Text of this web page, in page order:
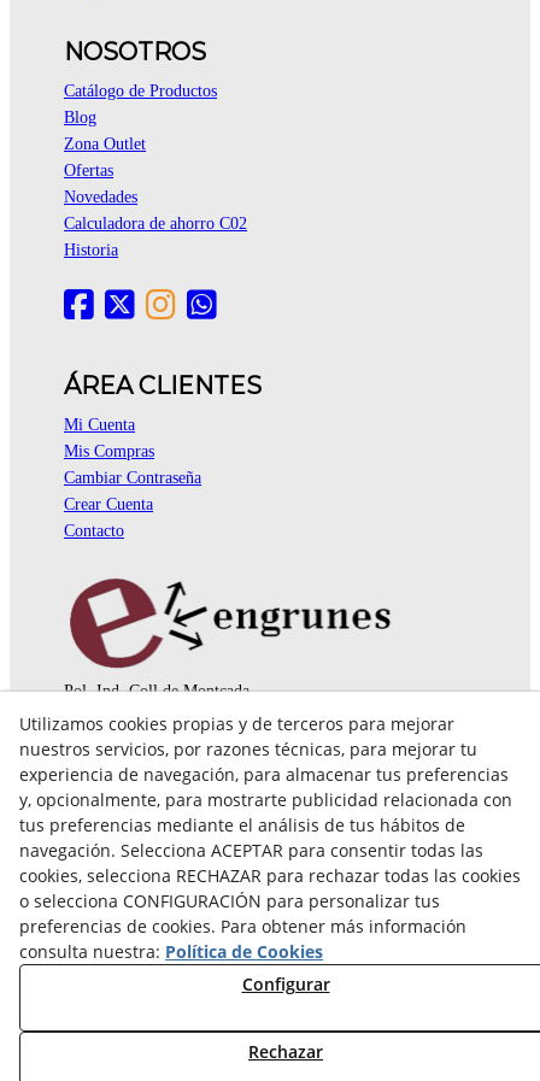
NOSOTROS
Catálogo de Productos
Blog
Zona Outlet
Ofertas
Novedades
Calculadora de ahorro C02
Historia
ÁREA CLIENTES
Mi Cuenta
Mis Compras
Cambiar Contraseña
Crear Cuenta
Contacto
Pol. Ind. Coll de Montcada
08110 Montcada i Reixac (Barcelona)
935 829 999
engrunes@engrunes.org
Utilizamos cookies propias y de terceros para mejorar
nuestros servicios, por razones técnicas, para mejorar tu
experiencia de navegación, para almacenar tus preferencias
y, opcionalmente, para mostrarte publicidad relacionada con
tus preferencias mediante el análisis de tus hábitos de
navegación. Selecciona ACEPTAR para consentir todas las
cookies, selecciona RECHAZAR para rechazar todas las cookies
o selecciona CONFIGURACIÓN para personalizar tus
preferencias de cookies. Para obtener más información
consulta nuestra: Política de Cookies
Configurar
Rechazar